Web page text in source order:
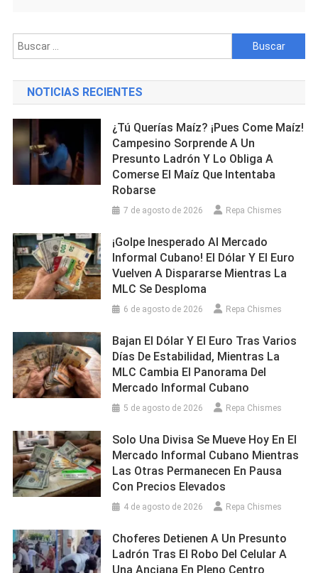
Buscar:
NOTICIAS RECIENTES
¿Tú Querías Maíz? ¡Pues Come Maíz!
Campesino Sorprende A Un
Presunto Ladrón Y Lo Obliga A
Comerse El Maíz Que Intentaba
Robarse
7 de agosto de 2026 Repa Chismes
¡Golpe Inesperado Al Mercado
Informal Cubano! El Dólar Y El Euro
Vuelven A Dispararse Mientras La
MLC Se Desploma
6 de agosto de 2026 Repa Chismes
Bajan El Dólar Y El Euro Tras Varios
Días De Estabilidad, Mientras La
MLC Cambia El Panorama Del
Mercado Informal Cubano
5 de agosto de 2026 Repa Chismes
Solo Una Divisa Se Mueve Hoy En El
Mercado Informal Cubano Mientras
Las Otras Permanecen En Pausa
Con Precios Elevados
4 de agosto de 2026 Repa Chismes
Choferes Detienen A Un Presunto
Ladrón Tras El Robo Del Celular A
Una Anciana En Pleno Centro